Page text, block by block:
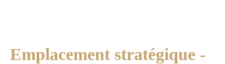
Emplacement stratégique -